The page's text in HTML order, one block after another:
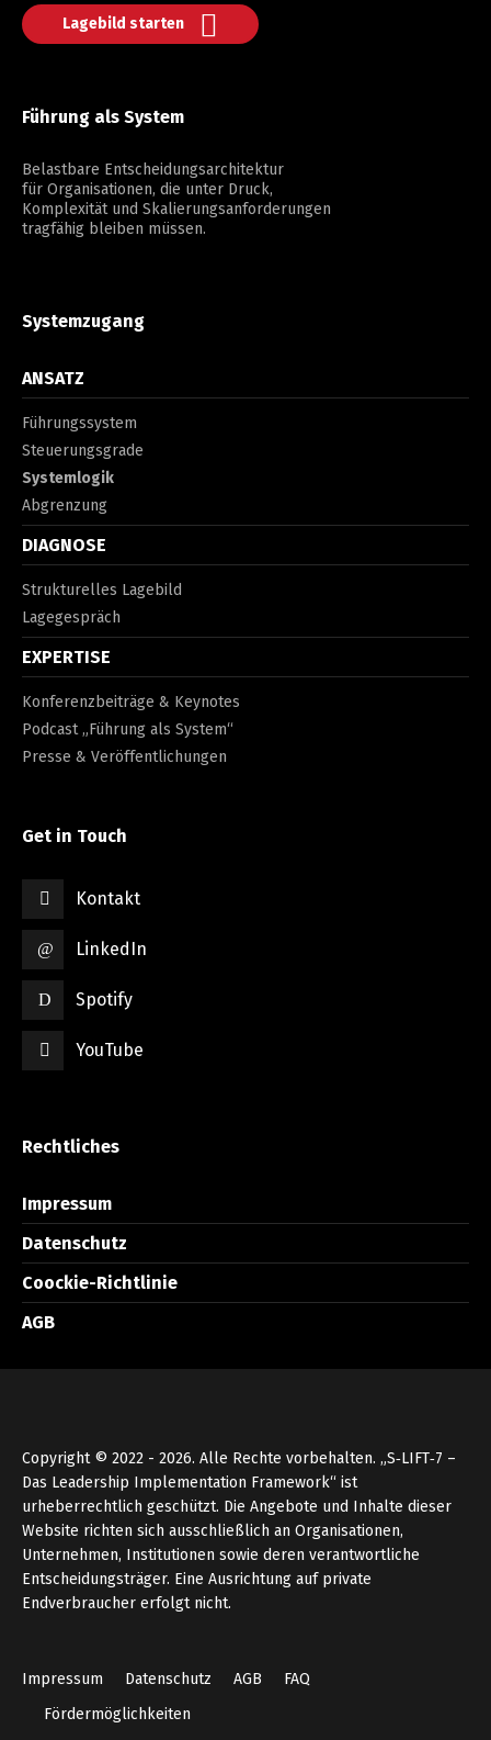
Lagebild starten
Führung als System
Belastbare Entscheidungsarchitektur
für Organisationen, die unter Druck,
Komplexität und Skalierungsanforderungen
tragfähig bleiben müssen.
Systemzugang
ANSATZ
Führungssystem
Steuerungsgrade
Systemlogik
Abgrenzung
DIAGNOSE
Strukturelles Lagebild
Lagegespräch
EXPERTISE
Konferenzbeiträge & Keynotes
Podcast „Führung als System“
Presse & Veröffentlichungen
Get in Touch
Kontakt
LinkedIn
Spotify
YouTube
Rechtliches
Impressum
Datenschutz
Coockie-Richtlinie
AGB
Copyright © 2022 - 2026. Alle Rechte vorbehalten. „S‑LIFT‑7 –
Das Leadership Implementation Framework“ ist
urheberrechtlich geschützt. Die Angebote und Inhalte dieser
Website richten sich ausschließlich an Organisationen,
Unternehmen, Institutionen sowie deren verantwortliche
Entscheidungsträger. Eine Ausrichtung auf private
Endverbraucher erfolgt nicht.
Impressum Datenschutz AGB
FAQ
Fördermöglichkeiten